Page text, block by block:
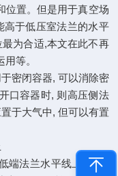
位置。但是用于真空场
高于低压室法兰的水平
为合适,本文在此不再
等。
密闭容器, 可以消除密
口容器时, 则高压侧法
于大气中, 但可以有置
端法兰水平线上, 且高